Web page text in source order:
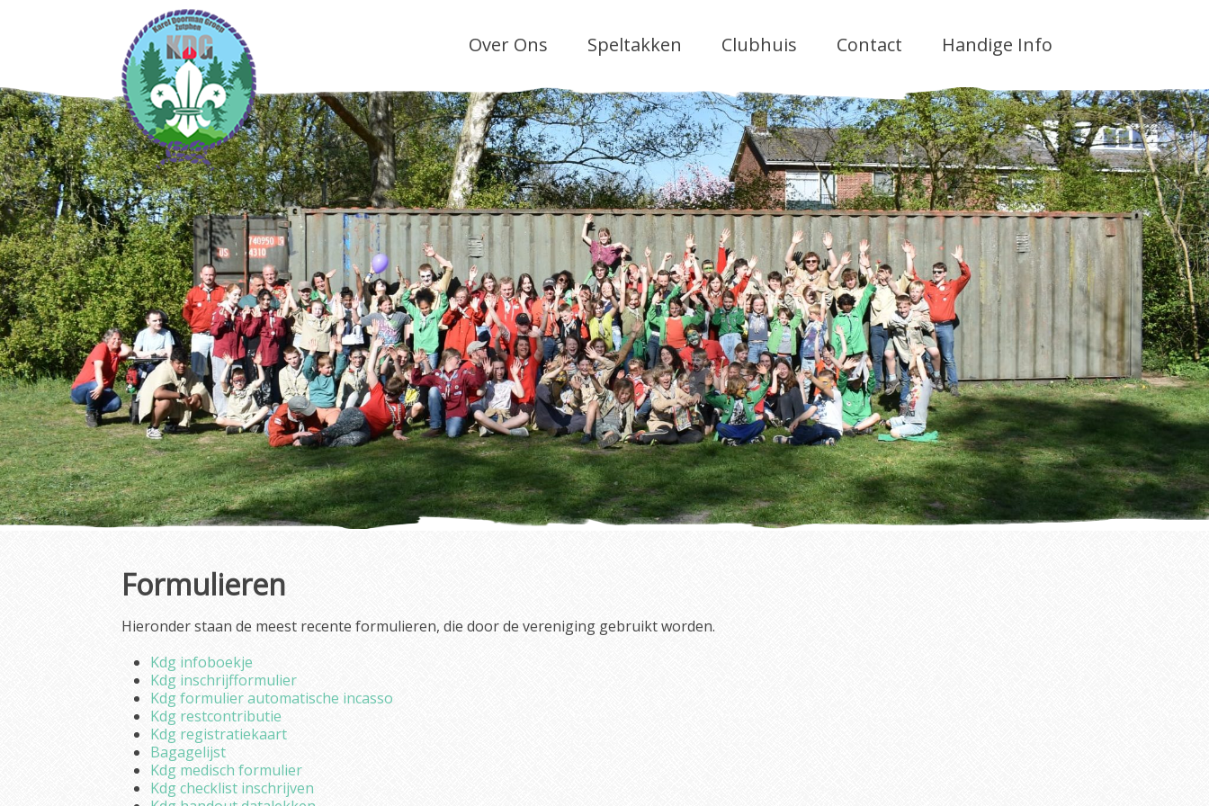
Over Ons Speltakken Clubhuis Contact Handige Info
Formulieren
Hieronder staan de meest recente formulieren, die door de vereniging gebruikt worden.
Kdg infoboekje
Kdg inschrijfformulier
Kdg formulier automatische incasso
Kdg restcontributie
Kdg registratiekaart
Bagagelijst
Kdg medisch formulier
Kdg checklist inschrijven